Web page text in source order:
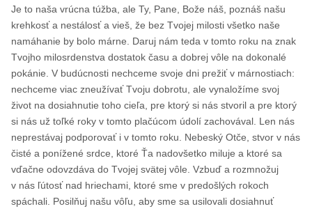
Je to naša vrúcna túžba, ale Ty, Pane, Bože náš, poznáš našu
krehkosť a nestálosť a vieš, že bez Tvojej milosti všetko naše
namáhanie by bolo márne. Daruj nám teda v tomto roku na znak
Tvojho milosrdenstva dostatok času a dobrej vôle na dokonalé
pokánie. V budúcnosti nechceme svoje dni prežiť v márnostiach:
nechceme viac zneužívať Tvoju dobrotu, ale vynaložíme svoj
život na dosiahnutie toho cieľa, pre ktorý si nás stvoril a pre ktorý
si nás už toľké roky v tomto plačúcom údolí zachovával. Len nás
neprestávaj podporovať i v tomto roku. Nebeský Otče, stvor v nás
čisté a ponížené srdce, ktoré Ťa nadovšetko miluje a ktoré sa
vďačne odovzdáva do Tvojej svätej vôle. Vzbuď a rozmnožuj
v nás ľútosť nad hriechami, ktoré sme v predošlých rokoch
spáchali. Posilňuj našu vôľu, aby sme sa usilovali dosiahnuť